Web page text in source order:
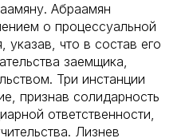
Абраамян
о процессуальной
указав, что в состав его
заемщика,
Три инстанции
признав солидарность
ответственности,
Лизнев